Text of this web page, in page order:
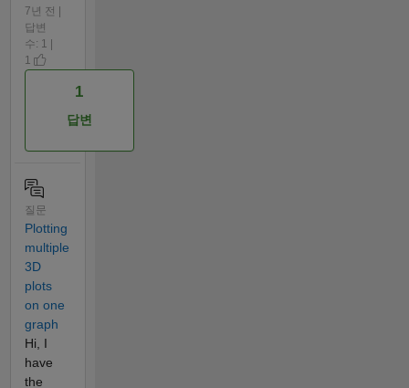
7년 전 |
답변
수: 1 |
1
1
답변
질문
Plotting
multiple
3D
plots
on one
graph
Hi, I
have
the